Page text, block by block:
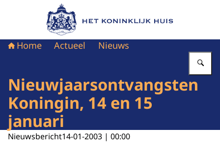
Naar de homepage van Het Koninklijk Huis
Home Actueel Nieuws
Nieuwjaarsontvangsten
Koningin, 14 en 15
januari
Nieuwsbericht14-01-2003 | 00:00